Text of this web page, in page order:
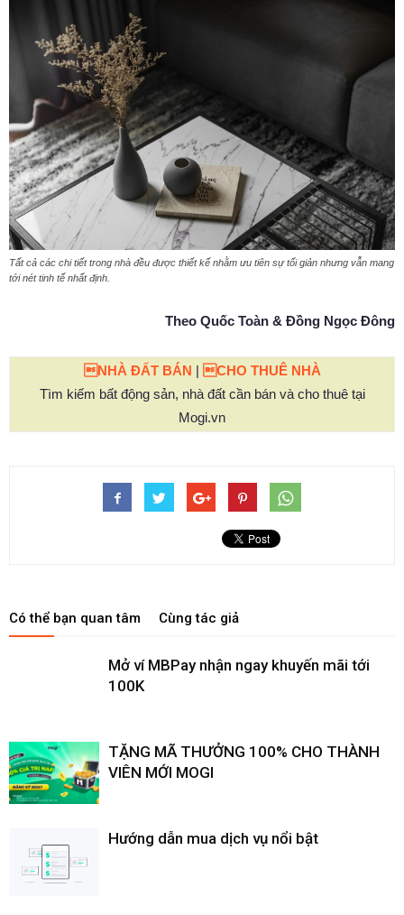
Tất cả các chi tiết trong nhà đều được thiết kế nhằm ưu tiên sự tối giản nhưng vẫn mang
tới nét tinh tế nhất định.
Theo Quốc Toàn & Đồng Ngọc Đông
NHÀ ĐẤT BÁN | CHO THUÊ NHÀ
Tìm kiếm bất động sản, nhà đất cần bán và cho thuê tại
Mogi.vn
Có thể bạn quan tâm Cùng tác giả
Mở ví MBPay nhận ngay khuyến mãi tới
100K
TẶNG MÃ THƯỞNG 100% CHO THÀNH
VIÊN MỚI MOGI
Hướng dẫn mua dịch vụ nổi bật